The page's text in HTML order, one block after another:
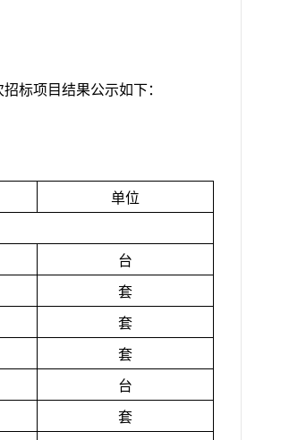
标项目结果公示如下：
单位
台
套
套
套
台
套